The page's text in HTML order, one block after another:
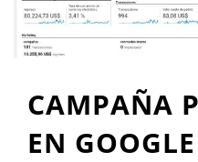
CAMPAÑA
EN